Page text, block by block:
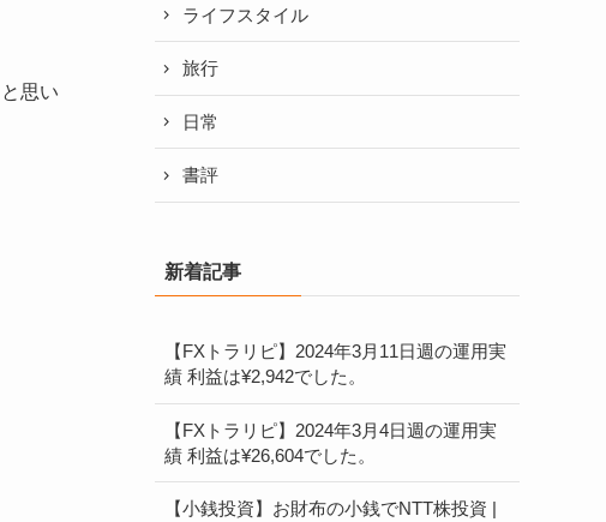
思い
ライフスタイル
旅行
日常
書評
新着記事
【FXトラリピ】2024年3月11日週の運用実
績 利益は¥2,942でした。
【FXトラリピ】2024年3月4日週の運用実
績 利益は¥26,604でした。
【小銭投資】お財布の小銭でNTT株投資 |